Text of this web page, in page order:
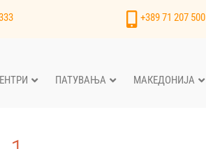
+389 71 207 500
ПАТУВАЊА МАКЕДОНИЈА